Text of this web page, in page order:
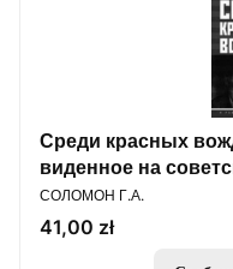
Среди красных
виденное на
ПРОИЗВОДИТЕЛЬ
СОЛОМОН Г.А.
Цена
41,00 zł